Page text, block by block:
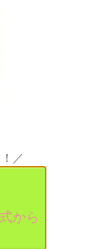
／
から